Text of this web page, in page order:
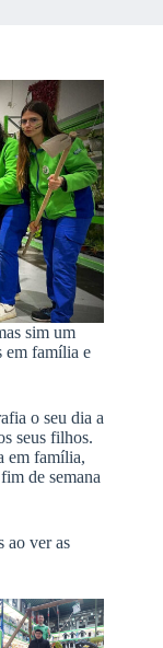
sim um
em família e
o seu dia a
seus filhos.
em família,
de semana
ao ver as